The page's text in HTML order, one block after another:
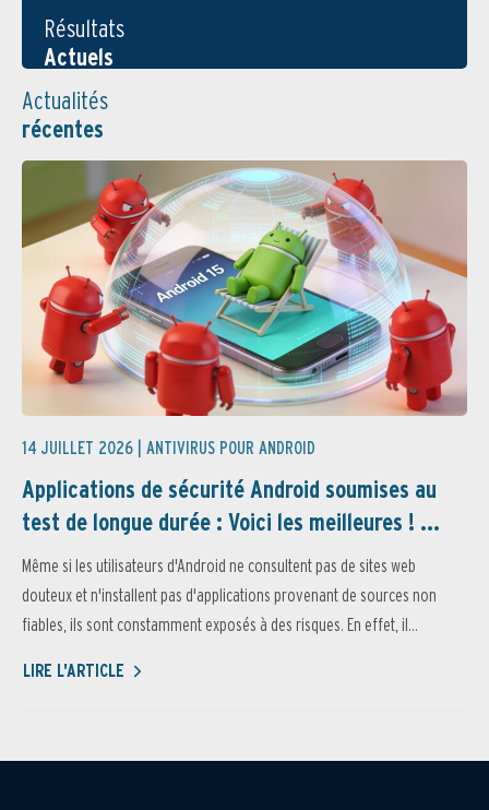
Résultats
Actuels
Actualités
récentes
14 JUILLET 2026 | ANTIVIRUS POUR ANDROID
Applications de sécurité Android soumises au
test de longue durée : Voici les meilleures ! ...
Même si les utilisateurs d'Android ne consultent pas de sites web
douteux et n'installent pas d'applications provenant de sources non
fiables, ils sont constamment exposés à des risques. En effet, il...
LIRE L'ARTICLE